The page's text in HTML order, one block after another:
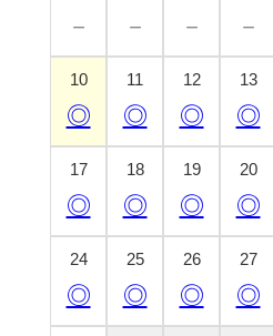
－ － － －
10
◎
11
◎
12
◎
13
◎
17
◎
18
◎
19
◎
20
◎
24
◎
25
◎
26
◎
27
◎